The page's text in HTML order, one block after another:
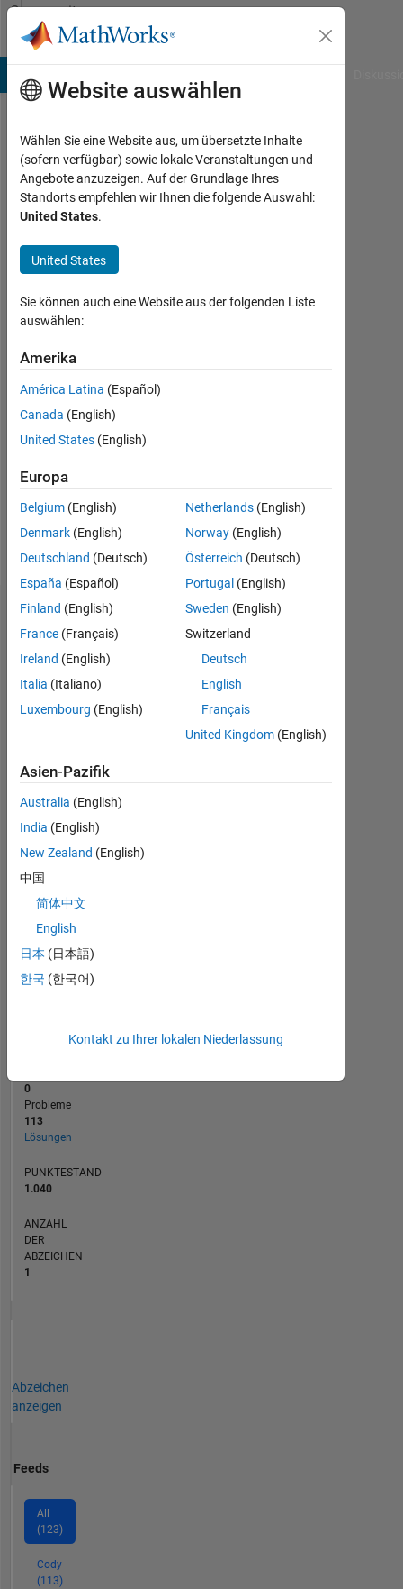
Weiter zum Inhalt
Community
Profile
JINSOL.KIM
HYUNDAI
MOTORS
Aktiv
seit
Followers:
0
Follow
Nachricht
AUTOMOTIVE
www.jinsolkim.kr
Dashboard
Statistik
All Cody
BEITRÄGE 10
20
30
40
08/15
10/16
12/17
02/19
04/20
06/21
08/22
10/23
12/24
12/16
04/18
08/19
12/20
04/22
08/23
04/26
RANG
0
Probleme
113
Lösungen
PUNKTESTAND
1.040
ANZAHL
DER
ABZEICHEN
1
Abzeichen
anzeigen
Feeds
All
(123)
Cody
(113)
Website auswählen
Wählen Sie eine Website aus, um übersetzte Inhalte
(sofern verfügbar) sowie lokale Veranstaltungen und
Angebote anzuzeigen. Auf der Grundlage Ihres
Standorts empfehlen wir Ihnen die folgende Auswahl:
United States.
United States
Sie können auch eine Website aus der folgenden Liste
auswählen:
Amerika
América Latina (Español)
Canada (English)
United States (English)
Europa
Belgium (English)
Denmark (English)
Deutschland (Deutsch)
España (Español)
Finland (English)
France (Français)
Ireland (English)
Italia (Italiano)
Luxembourg (English)
Netherlands (English)
Norway (English)
Österreich (Deutsch)
Portugal (English)
Sweden (English)
Switzerland
Deutsch
English
Français
United Kingdom (English)
Asien-Pazifik
Australia (English)
India (English)
New Zealand (English)
中国
简体中文
English
日本 (日本語)
한국 (한국어)
Kontakt zu Ihrer lokalen Niederlassung